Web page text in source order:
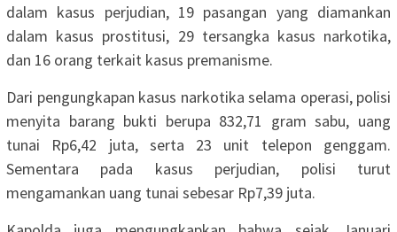
dalam kasus perjudian, 19 pasangan yang diamankan
dalam kasus prostitusi, 29 tersangka kasus narkotika,
dan 16 orang terkait kasus premanisme.
Dari pengungkapan kasus narkotika selama operasi, polisi
menyita barang bukti berupa 832,71 gram sabu, uang
tunai Rp6,42 juta, serta 23 unit telepon genggam.
Sementara pada kasus perjudian, polisi turut
mengamankan uang tunai sebesar Rp7,39 juta.